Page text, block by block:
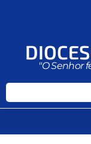
"O Senhor